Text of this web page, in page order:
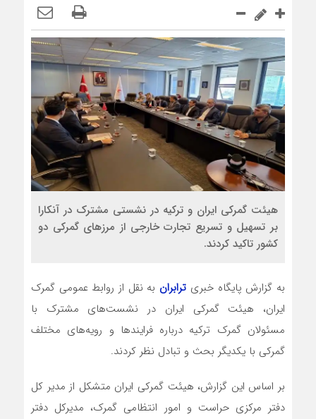
هیئت گمرکی ایران و ترکیه در نشستی مشترک در آنکارا
بر تسهیل و تسریع تجارت خارجی از مرزهای گمرکی دو
کشور تاکید کردند.
به گزارش پایگاه خبری ترابران به نقل از روابط عمومی گمرک
ایران، هیئت گمرکی ایران در نشست‌های مشترک با
مسئولان گمرک ترکیه درباره فرایندها و رویه‌های مختلف
گمرکی با یکدیگر بحث و تبادل نظر کردند.
بر اساس این گزارش، هیئت گمرکی ایران متشکل از مدیر کل
دفتر مرکزی حراست و امور انتظامی گمرک، مدیرکل دفتر